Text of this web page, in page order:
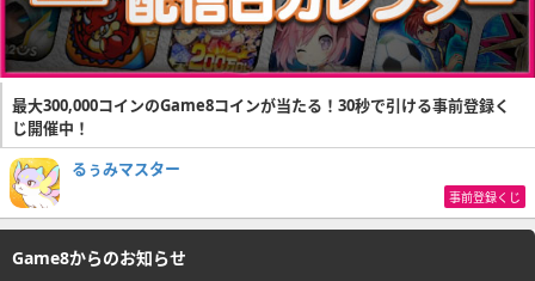
最大300,000コインのGame8コインが当たる！30秒で引ける事前登録く
じ開催中！
るぅみマスター
事前登録くじ
Game8からのお知らせ